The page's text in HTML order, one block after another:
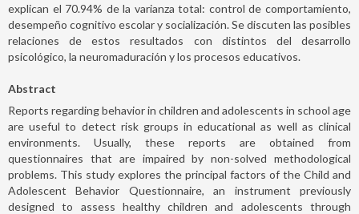
explican el 70.94% de la varianza total: control de comportamiento,
desempeño cognitivo escolar y socialización. Se discuten las posibles
relaciones de estos resultados con distintos del desarrollo
psicológico, la neuromaduración y los procesos educativos.
Abstract
Reports regarding behavior in children and adolescents in school age
are useful to detect risk groups in educational as well as clinical
environments. Usually, these reports are obtained from
questionnaires that are impaired by non-solved methodological
problems. This study explores the principal factors of the Child and
Adolescent Behavior Questionnaire, an instrument previously
designed to assess healthy children and adolescents through